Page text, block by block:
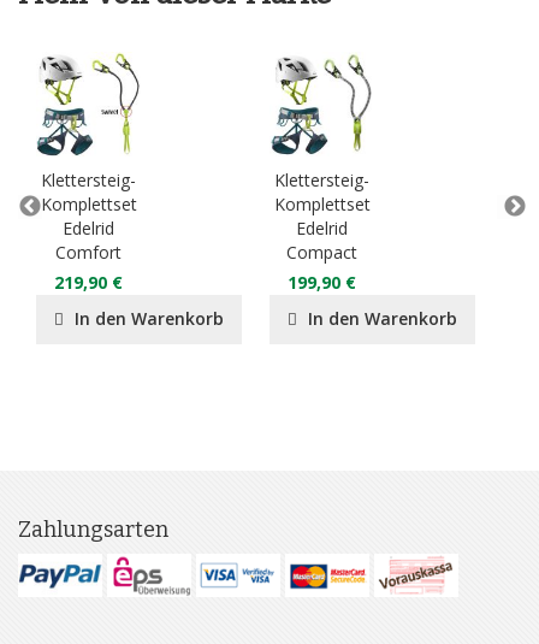
Klettersteig-
Komplettset
Edelrid
Comfort
219,90 €
In den Warenkorb
Klettersteig-
Komplettset
Edelrid
Compact
199,90 €
In den Warenkorb
Zahlungsarten